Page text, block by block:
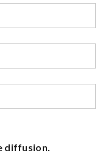
diffusion.